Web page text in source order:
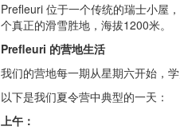
Prefleuri 位于一个传统的瑞士小屋
个真正的滑雪胜地，海拔1200米。
Prefleuri 的营地生活
我们的营地每一期从星期六开始，学
以下是我们夏令营中典型的一天：
上午：